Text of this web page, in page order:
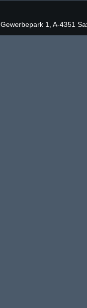
Gewerbepark 1, A-4351